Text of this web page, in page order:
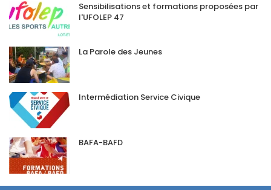
Sensibilisations et formations proposées par
l'UFOLEP 47
La Parole des Jeunes
Intermédiation Service Civique
BAFA-BAFD